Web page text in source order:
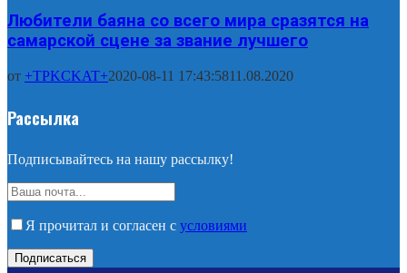
Любители баяна со всего мира сразятся на
самарской сцене за звание лучшего
от +TPKCKAT+2020-08-11 17:43:5811.08.2020
Рассылка
Подписывайтесь на нашу рассылку!
Я прочитал и согласен с условиями